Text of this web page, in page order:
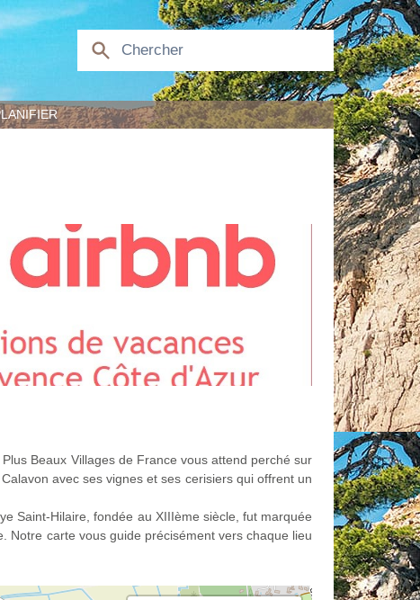
Beaux Villages de France vous attend perché sur
avec ses vignes et ses cerisiers qui offrent un
Saint-Hilaire, fondée au XIIIème siècle, fut marquée
Notre carte vous guide précisément vers chaque lieu